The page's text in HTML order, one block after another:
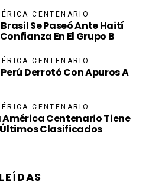
CENTENARIO
Brasil Se Paseó Ante Haití
En El Grupo B
CENTENARIO
Perú Derrotó Con Apuros A
CENTENARIO
América Centenario Tiene
Últimos Clasificados